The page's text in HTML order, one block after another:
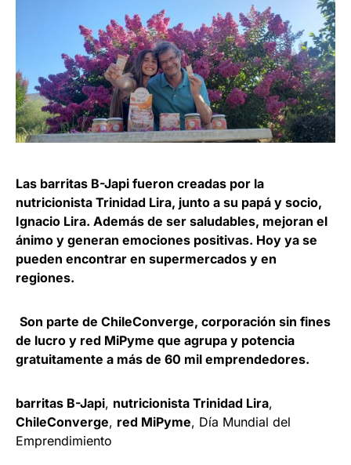
Las barritas B-Japi fueron creadas por la
nutricionista Trinidad Lira, junto a su papá y socio,
Ignacio Lira. Además de ser saludables, mejoran el
ánimo y generan emociones positivas. Hoy ya se
pueden encontrar en supermercados y en
regiones.
Son parte de ChileConverge, corporación sin fines
de lucro y red MiPyme que agrupa y potencia
gratuitamente a más de 60 mil emprendedores.
barritas B-Japi, nutricionista Trinidad Lira,
ChileConverge, red MiPyme, Día Mundial del
Emprendimiento